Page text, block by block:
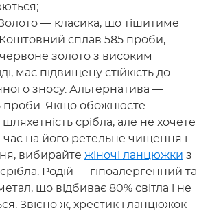
— класика, що тішитиме
Коштовний сплав 585 проби,
золото з високим
має підвищену стійкість до
зносу. Альтернатива —
проби. Якщо обожнюєте
срібла, але не хочете
час на його ретельне чищення і
вибирайте жіночі ланцюжки з
Родій — гіпоалергенний та
що відбиває 80% світла і не
Звісно ж, хрестик і ланцюжок